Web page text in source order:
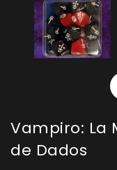
Vampiro: La
de Dados